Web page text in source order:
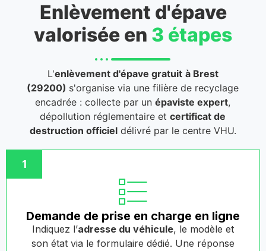
Enlèvement d'épave
valorisée en 3 étapes
L'enlèvement d'épave gratuit à Brest
(29200) s'organise via une filière de recyclage
encadrée : collecte par unépaviste expert,
dépollution réglementaire etcertificat de
destruction officieldélivré par le centre VHU.
1
Demande de prise en charge en ligne
Indiquez l’adresse du véhicule, le modèle et
son état via le formulaire dédié. Une réponse